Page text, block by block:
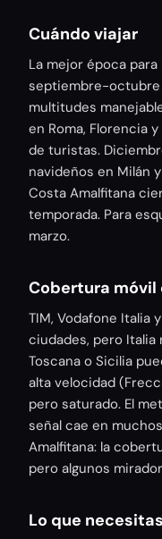
Cuándo viajar
La mejor época
septiembre-
multitudes
en Roma, Florencia
de turistas.
navideños en Milán
Costa Amalfitana
temporada. Para
marzo.
Cobertura móvil
TIM, Vodafone Italia
ciudades, pero Italia
Toscana o Sicilia
alta velocidad
pero saturado. El
señal cae en
Amalfitana: la
pero algunos
Lo que